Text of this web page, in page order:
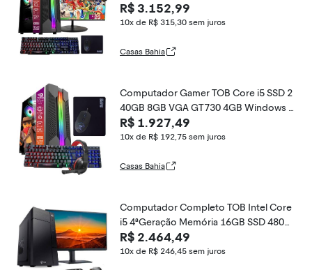
10 Pro Trial + Teclado/Mouse + Mouse
Pad + Headset + Monitor 23
R$ 3.152,99
10x de R$ 315,30 sem juros
Casas Bahia
Computador Gamer TOB Core i5 SSD 2
40GB 8GB VGA GT730 4GB Windows 1
0 Pro Trial + Teclado/Mouse + Mouse Pa
d + Headset
R$ 1.927,49
10x de R$ 192,75 sem juros
Casas Bahia
Computador Completo TOB Intel Core
i5 4ªGeração Memória 16GB SSD 480G
B Teclado Mouse Win10 Trial, Monitor 2
1&quot; Desktop PC CPU
R$ 2.464,49
10x de R$ 246,45 sem juros